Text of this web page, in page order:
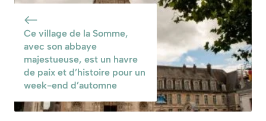
cresson, une
culture
maraîchère unique
à découvrir au fil
de l’eau
en bois, un
savoir-faire
artisanal qui
résiste à l’invasion
du plastique
Ce village de la Somme,
avec son abbaye
majestueuse, est un havre
de paix et d’histoire pour un
week-end d’automne